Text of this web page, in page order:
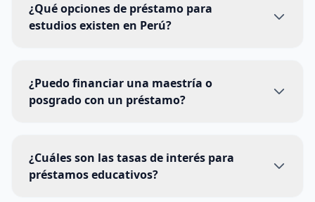
¿Qué opciones de préstamo para
estudios existen en Perú?
¿Puedo financiar una maestría o
posgrado con un préstamo?
¿Cuáles son las tasas de interés para
préstamos educativos?